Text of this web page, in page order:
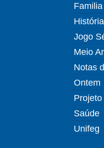
História
Jogo
Meio
Notas
Ontem
Saúde
Unifeg